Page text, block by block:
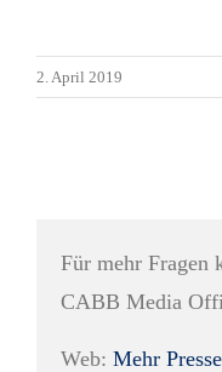
2. April 2019
Für mehr Fragen
CABB Media
Web: Mehr